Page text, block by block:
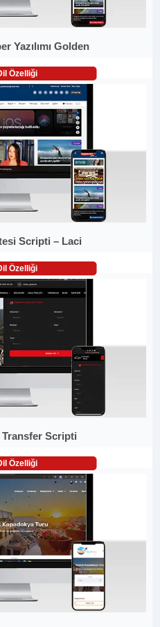
Yazılımı Golden
Özelliği
Scripti – Laci
Özelliği
Transfer Scripti
Özelliği